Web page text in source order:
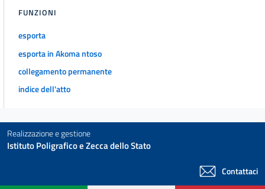
FUNZIONI
esporta
esporta in Akoma ntoso
collegamento permanente
indice dell'atto
Realizzazione e gestione
Istituto Poligrafico e Zecca dello Stato
Contattaci